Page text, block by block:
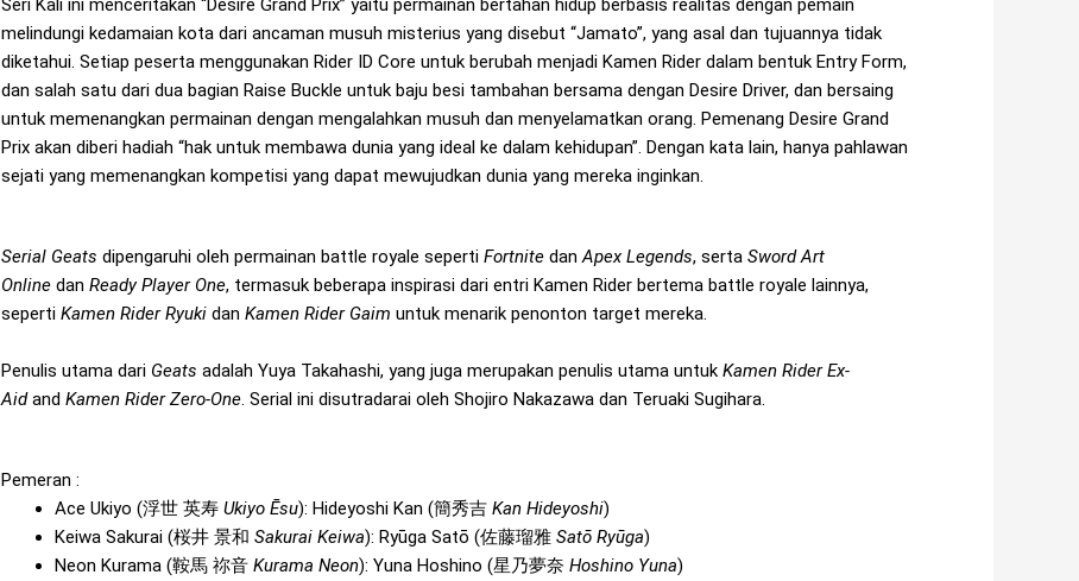
Seri Kali ini menceritakan “Desire Grand Prix” yaitu permainan bertahan hidup berbasis realitas dengan pemain
melindungi kedamaian kota dari ancaman musuh misterius yang disebut “Jamato”, yang asal dan tujuannya tidak
diketahui. Setiap peserta menggunakan Rider ID Core untuk berubah menjadi Kamen Rider dalam bentuk Entry Form,
dan salah satu dari dua bagian Raise Buckle untuk baju besi tambahan bersama dengan Desire Driver, dan bersaing
untuk memenangkan permainan dengan mengalahkan musuh dan menyelamatkan orang. Pemenang Desire Grand
Prix akan diberi hadiah “hak untuk membawa dunia yang ideal ke dalam kehidupan”. Dengan kata lain, hanya pahlawan
sejati yang memenangkan kompetisi yang dapat mewujudkan dunia yang mereka inginkan.
Serial Geats dipengaruhi oleh permainan battle royale seperti Fortnite danApex Legends, serta Sword Art
Online dan Ready Player One, termasuk beberapa inspirasi dari entri Kamen Rider bertema battle royale lainnya,
seperti Kamen Rider Ryuki dan Kamen Rider Gaim untuk menarik penonton target mereka.
Penulis utama dari Geats adalah Yuya Takahashi, yang juga merupakan penulis utama untuk Kamen Rider Ex-
Aidand Kamen Rider Zero-One. Serial ini disutradarai oleh Shojiro Nakazawa dan Teruaki Sugihara.
Pemeran :
Ace Ukiyo (浮世 英寿 Ukiyo Ēsu): Hideyoshi Kan (簡秀吉 Kan Hideyoshi)
Keiwa Sakurai (桜井 景和 Sakurai Keiwa): Ryūga Satō (佐藤瑠雅 Satō Ryūga)
Neon Kurama (鞍馬 祢音 Kurama Neon): Yuna Hoshino (星乃夢奈 Hoshino Yuna)